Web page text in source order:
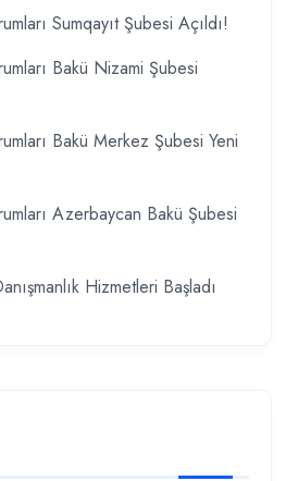
Sumqayıt Şubesi Açıldı!
Bakü Nizami Şubesi
Bakü Merkez Şubesi Yeni
Azerbaycan Bakü Şubesi
Hizmetleri Başladı